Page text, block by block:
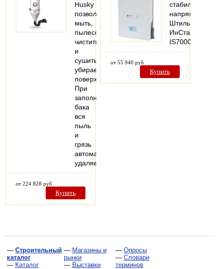
Husky
позволяют
мыть,
пылесосить,
чистить
и
сушить
убираемые
поверхности.
При
заполнении
бака
вся
пыль
и
грязь
автоматически
удаляется…
от 224 828 руб
Купить
стабилизатор
напряжения
Штиль
ИнСтаб
IS7000
от 55 940 руб
Купить
— Строительный
каталог
— Каталог
— Магазины и
рынки
— Выставки
— Опросы
— Словари
терминов